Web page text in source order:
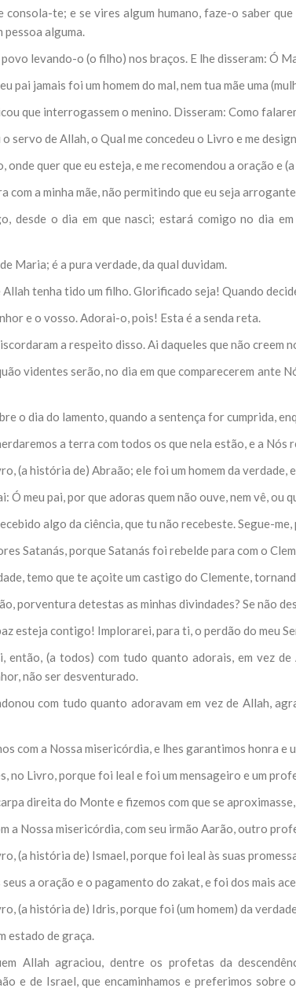
consola-te; e se vires algum humano, faze-o saber
pessoa alguma.
povo levando-o (o filho) nos braços. E lhe disseram: Ó
pai jamais foi um homem do mal, nem tua mãe uma
que interrogassem o menino. Disseram: Como
o servo de Allah, o Qual me concedeu o Livro e me
onde quer que eu esteja, e me recomendou a oração e
com a minha mãe, não permitindo que eu seja
desde o dia em que nasci; estará comigo no dia
Maria; é a pura verdade, da qual duvidam.
Allah tenha tido um filho. Glorificado seja! Quando
e o vosso. Adorai-o, pois! Esta é a senda reta.
a respeito disso. Ai daqueles que não creem
videntes serão, no dia em que comparecerem ante
o dia do lamento, quando a sentença for cumprida,
a terra com todos os que nela estão, e a
(a história de) Abraão; ele foi um homem da verdade,
Ó meu pai, por que adoras quem não ouve, nem vê, ou
algo da ciência, que tu não recebeste. Segue-
Satanás, porque Satanás foi rebelde para com o
temo que te açoite um castigo do Clemente,
porventura detestas as minhas divindades? Se não
esteja contigo! Implorarei, para ti, o perdão do meu
então, (a todos) com tudo quanto adorais, em vez
não ser desventurado.
com tudo quanto adoravam em vez de Allah,
com a Nossa misericórdia, e lhes garantimos honra e
no Livro, porque foi leal e foi um mensageiro e um
direita do Monte e fizemos com que se
a Nossa misericórdia, com seu irmão Aarão, outro
(a história de) Ismael, porque foi leal às suas
a oração e o pagamento do zakat, e foi dos mais
(a história de) Idris, porque foi (um homem) da
estado de graça.
Allah agraciou, dentre os profetas da
e de Israel, que encaminhamos e preferimos